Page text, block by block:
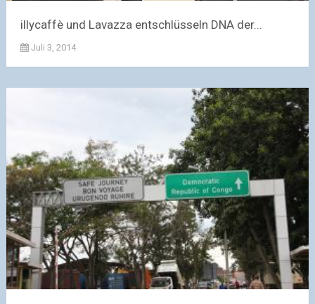
illycaffè und Lavazza entschlüsseln DNA der...
Juli 3, 2014